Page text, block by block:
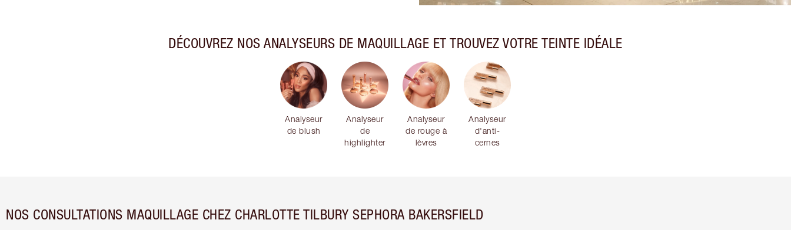
DÉCOUVREZ NOS ANALYSEURS DE MAQUILLAGE ET TROUVEZ VOTRE TEINTE IDÉALE
Analyseur
de blush
Analyseur
de
highlighter
Analyseur
de rouge à
lèvres
Analyseur
d'anti-
cernes
NOS CONSULTATIONS MAQUILLAGE CHEZ CHARLOTTE TILBURY SEPHORA BAKERSFIELD